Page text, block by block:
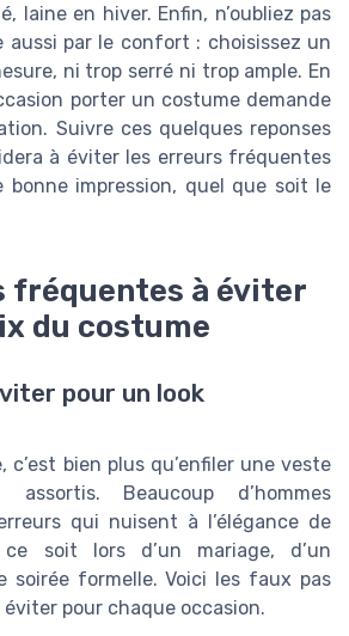
laine en hiver. Enfin, n’oubliez pas
aussi par le confort : choisissez un
ni trop serré ni trop ample. En
porter un costume demande
Suivre ces quelques reponses
à éviter les erreurs fréquentes
impression, quel que soit le
fréquentes à éviter
du costume
pour un look
c’est bien plus qu’enfiler une veste
Beaucoup d’hommes
qui nuisent à l’élégance de
soit lors d’un mariage, d’un
soirée formelle. Voici les faux pas
éviter pour chaque occasion.